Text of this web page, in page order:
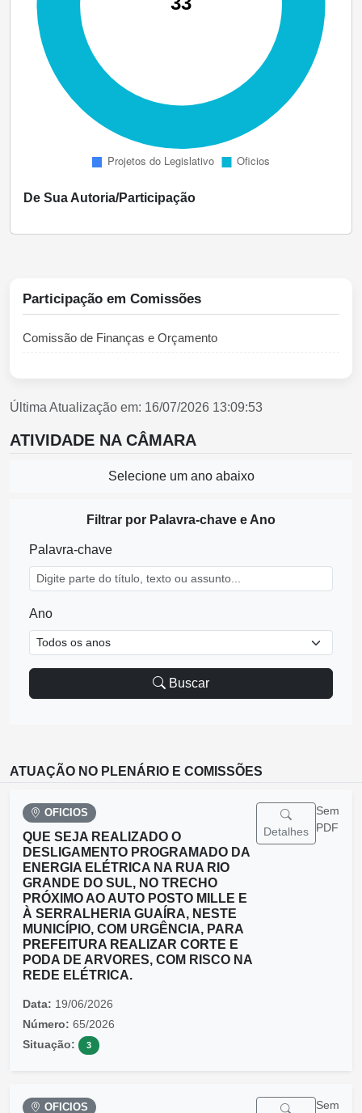
De Sua Autoria/Participação
Participação em Comissões
Comissão de Finanças e Orçamento
Última Atualização em: 16/07/2026 13:09:53
ATIVIDADE NA CÂMARA
Selecione um ano abaixo
Filtrar por Palavra-chave e Ano
Palavra-chave
Ano
Buscar
ATUAÇÃO NO PLENÁRIO E COMISSÕES
OFICIOS
QUE SEJA REALIZADO O
DESLIGAMENTO PROGRAMADO DA
ENERGIA ELÉTRICA NA RUA RIO
GRANDE DO SUL, NO TRECHO
PRÓXIMO AO AUTO POSTO MILLE E
À SERRALHERIA GUAÍRA, NESTE
MUNICÍPIO, COM URGÊNCIA, PARA
PREFEITURA REALIZAR CORTE E
PODA DE ARVORES, COM RISCO NA
REDE ELÉTRICA.
Detalhes
Sem
PDF
Data: 19/06/2026
Número: 65/2026
Situação:
3
OFICIOS Sem